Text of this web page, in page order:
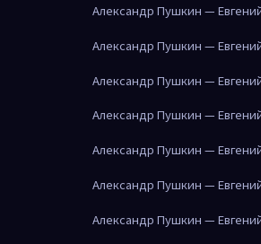
Александр Пушкин —
Александр Пушкин —
Александр Пушкин —
Александр Пушкин —
Александр Пушкин —
Александр Пушкин —
Александр Пушкин —